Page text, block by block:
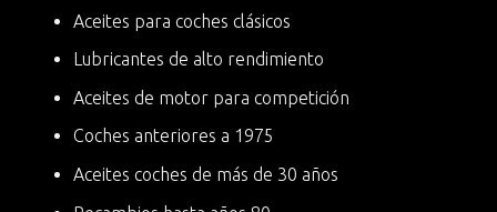
Aceites para coches clásicos
Lubricantes de alto rendimiento
Aceites de motor para competición
Coches anteriores a 1975
Aceites coches de más de 30 años